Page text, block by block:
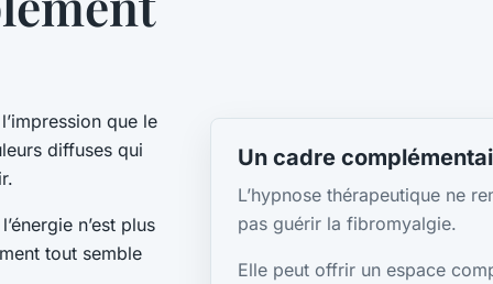
que le
diffuses qui
n’est plus
tout semble
Un cadre
L’hypnose thérapeutique ne
pas guérir la fibromyalgie.
Elle peut offrir un espace